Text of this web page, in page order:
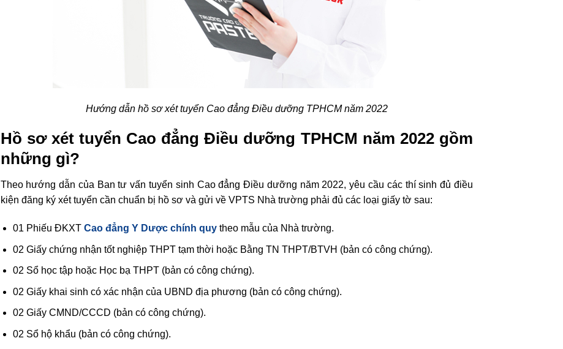
Hướng dẫn hồ sơ xét tuyển Cao đẳng Điều dưỡng TPHCM năm 2022
Hồ sơ xét tuyển Cao đẳng Điều dưỡng TPHCM năm 2022 gồm
những gì?
Theo hướng dẫn của Ban tư vấn tuyển sinh Cao đẳng Điều dưỡng năm 2022, yêu cầu các thí sinh đủ điều
kiện đăng ký xét tuyển cần chuẩn bị hồ sơ và gửi về VPTS Nhà trường phải đủ các loại giấy tờ sau:
01 Phiếu ĐKXTCao đẳng Y Dược chính quy theo mẫu của Nhà trường.
02 Giấy chứng nhận tốt nghiệp THPT tạm thời hoặc Bằng TN THPT/BTVH (bản có công chứng).
02 Sổ học tập hoặc Học bạ THPT (bản có công chứng).
02 Giấy khai sinh có xác nhận của UBND địa phương (bản có công chứng).
02 Giấy CMND/CCCD (bản có công chứng).
02 Sổ hộ khẩu (bản có công chứng).